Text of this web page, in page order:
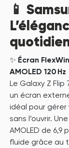
📱
✨ Écran
AMOLED 120 Hz
Le Galaxy Z
un écran
idéal pour
sans l’ouvrir.
AMOLED de 6,9
fluide grâce au